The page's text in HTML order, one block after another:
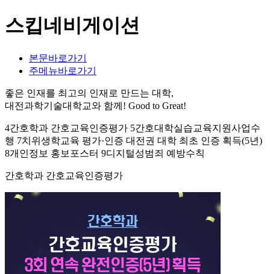
스킵네비게이션
본문바로가기
주메뉴바로가기
좋은 인재를 최고의 인재로 만드는 대학,
대전과학기술대학교와 함께! Good to Great!
4간호학과 간호교육인증평가 5간호대학실습교육지원사업수
행 7치위생학교육 평가·인증 대전권 대학 최초 인증 획득(5년)
8개인정보 홍보포스터 9디지털성범죄 예방수칙
간호학과 간호교육인증평가